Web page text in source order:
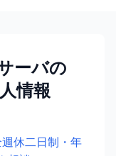
ーバの
情報
週休二日制・年